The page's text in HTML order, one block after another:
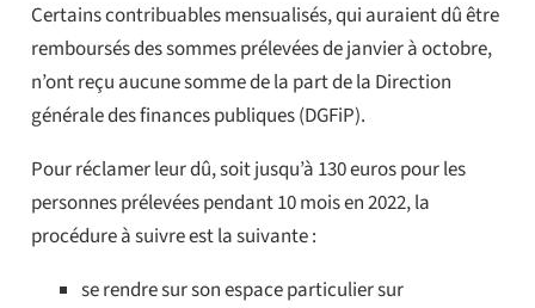
Certains contribuables mensualisés, qui auraient dû être
remboursés des sommes prélevées de janvier à octobre,
n’ont reçu aucune somme de la part de la Direction
générale des finances publiques (DGFiP).
Pour réclamer leur dû, soit jusqu’à 130 euros pour les
personnes prélevées pendant 10 mois en 2022, la
procédure à suivre est la suivante :
se rendre sur son espace particulier sur